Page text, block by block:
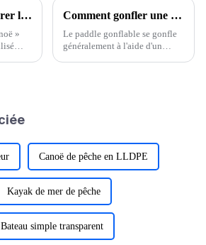
Conseils pour assurer la sécurité du canoë
»
Comment gonfler une planche à pagaie gonflable
Le paddle gonflable se gonfle
généralement à l'aide d'un
Canoë de pêche en LLDPE
Kayak de mer de pêche
Bateau simple transparent